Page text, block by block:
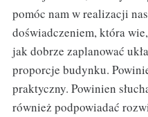
pomóc nam w realizacji
doświadczeniem, która
jak dobrze zaplanować
proporcje budynku.
praktyczny. Powinien
również podpowiadać